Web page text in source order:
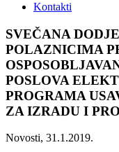
Kontakti
SVEČANA
POLAZNICIMA
POSLOVA
PROGRAMA
ZA IZRADU I
Novosti, 31.1.2019.